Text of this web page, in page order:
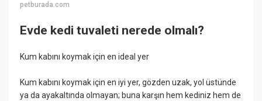
petburada.com
Evde kedi tuvaleti nerede olmalı?
Kum kabını koymak için en ideal yer
Kum kabını koymak için en iyi yer, gözden uzak, yol üstünde
ya da ayakaltında olmayan; buna karşın hem kediniz hem de